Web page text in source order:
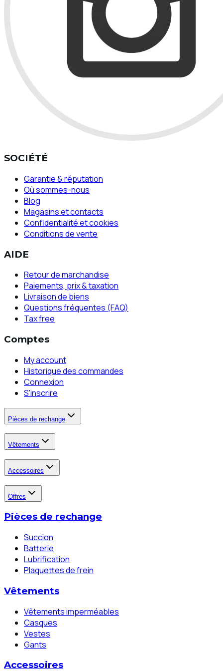
SOCIÉTÉ
Garantie & réputation
Où sommes-nous
Blog
Magasins et contacts
Confidentialité et cookies
Conditions de vente
AIDE
Retour de marchandise
Paiements, prix & taxation
Livraison de biens
Questions fréquentes (FAQ)
Tax free
Comptes
My account
Historique des commandes
Connexion
S'inscrire
Pièces de rechange
Vêtements
Accessoires
Offres
Pièces de rechange
Succion
Batterie
Lubrification
Plaquettes de frein
Vêtements
Vêtements imperméables
Casques
Vestes
Gants
Accessoires